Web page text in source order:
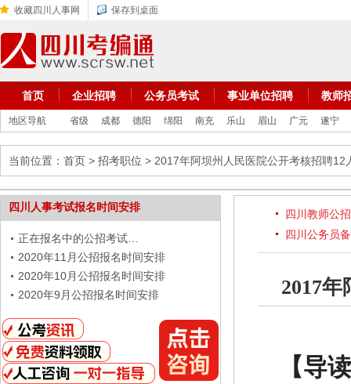
收藏四川人事网 保存到桌面
首页 企业招聘 公务员考试 事业单位招聘 教师
地区导航 省级 成都 德阳 绵阳 南充 乐山 眉山 广元 遂宁
当前位置： 首页 > 招考职位 > 2017年阿坝州人民医院公开考核招聘12
四川人事考试报名时间安排
正在报名中的公招考试…
2020年11月公招报名时间安排
2020年10月公招报名时间安排
2020年9月公招报名时间安排
四川教师公
四川公务员
2017
【导读